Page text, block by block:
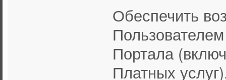
Обеспечить
Портала
Платных